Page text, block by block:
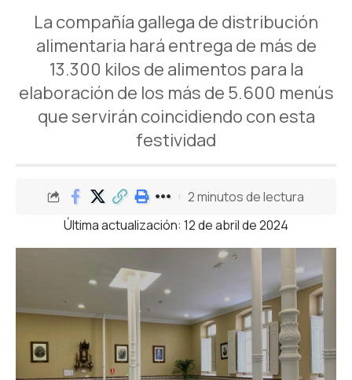
La compañía gallega de distribución
alimentaria hará entrega de más de
13.300 kilos de alimentos para la
elaboración de los más de 5.600 menús
que servirán coincidiendo con esta
festividad
Última actualización: 12 de abril de 2024
2 minutos de lectura